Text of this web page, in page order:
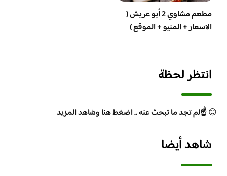
مطعم مشاوي 2 أبو عريش (
الاسعار + المنيو + الموقع )
انتظر لحظة
😊☝️لم تجد ما تبحث عنه .. اضغط هنا وشاهد المزيد
شاهد أيضا